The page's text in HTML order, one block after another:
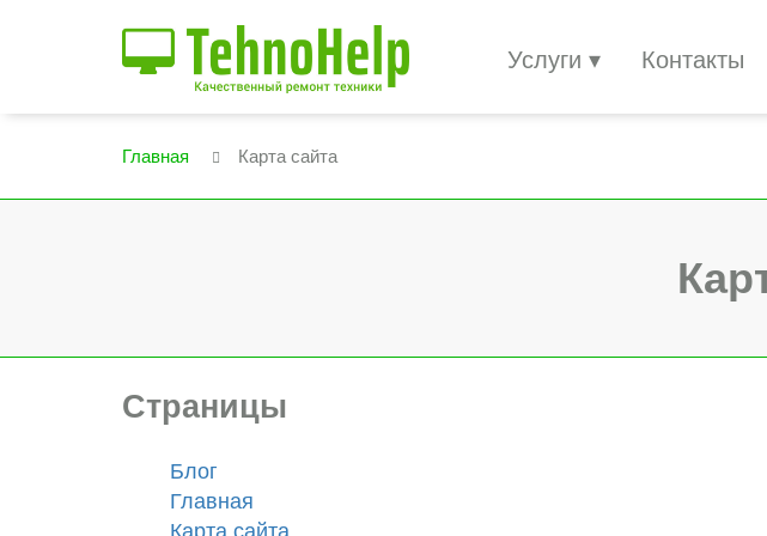
Услуги Контакты
Главная Карта сайта
Страницы
Блог
Главная
Карта сайта